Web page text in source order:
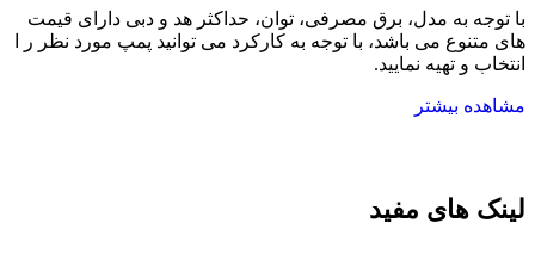
با توجه به مدل، برق مصرفی، توان، حداکثر هد و دبی دارای قیمت
های متنوع می باشد، با توجه به کارکرد می توانید پمپ مورد نظر ر ا
انتخاب و تهیه نمایید.
مشاهده بیشتر
لینک های مفید